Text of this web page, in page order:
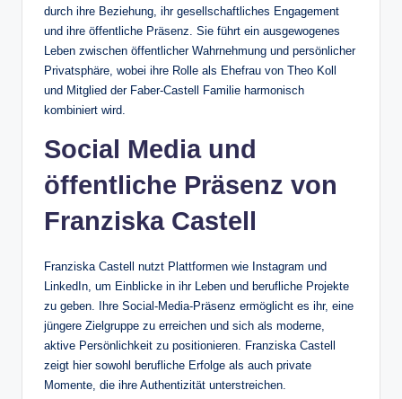
durch ihre Beziehung, ihr gesellschaftliches Engagement
und ihre öffentliche Präsenz. Sie führt ein ausgewogenes
Leben zwischen öffentlicher Wahrnehmung und persönlicher
Privatsphäre, wobei ihre Rolle als Ehefrau von Theo Koll
und Mitglied der Faber-Castell Familie harmonisch
kombiniert wird.
Social Media und
öffentliche Präsenz von
Franziska Castell
Franziska Castell nutzt Plattformen wie Instagram und
LinkedIn, um Einblicke in ihr Leben und berufliche Projekte
zu geben. Ihre Social-Media-Präsenz ermöglicht es ihr, eine
jüngere Zielgruppe zu erreichen und sich als moderne,
aktive Persönlichkeit zu positionieren. Franziska Castell
zeigt hier sowohl berufliche Erfolge als auch private
Momente, die ihre Authentizität unterstreichen.